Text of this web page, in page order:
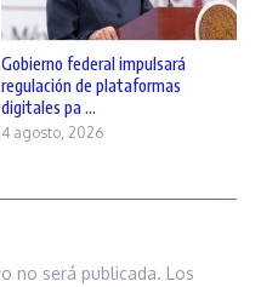
Gobierno federal impulsará
regulación de plataformas
digitales pa ...
4 agosto, 2026
no será publicada. Los